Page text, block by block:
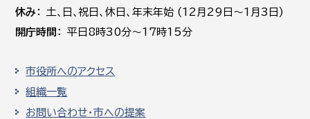
休み
土､日､祝日、休日、年末年始 (12月29日～1月3日)
開庁時間
平日8時30分～17時15分
市役所へのアクセス
組織一覧
お問い合わせ・市への提案